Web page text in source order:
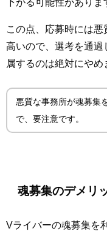
この点、応募時には
高いので、選考を通
属するのは絶対にやめ
悪質な事務所が魂募集
で、要注意です。
魂募集のデメリ
Vライバーの魂募集を